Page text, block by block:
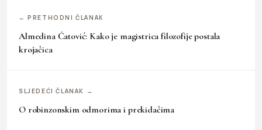
← PRETHODNI ČLANAK
Almedina Ćatović: Kako je magistrica filozofije postala
krojačica
SLJEDEĆI ČLANAK →
O robinzonskim odmorima i prekidačima